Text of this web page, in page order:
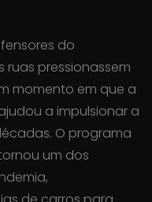
do
pressionassem
momento em que a
a impulsionar a
O programa
um dos